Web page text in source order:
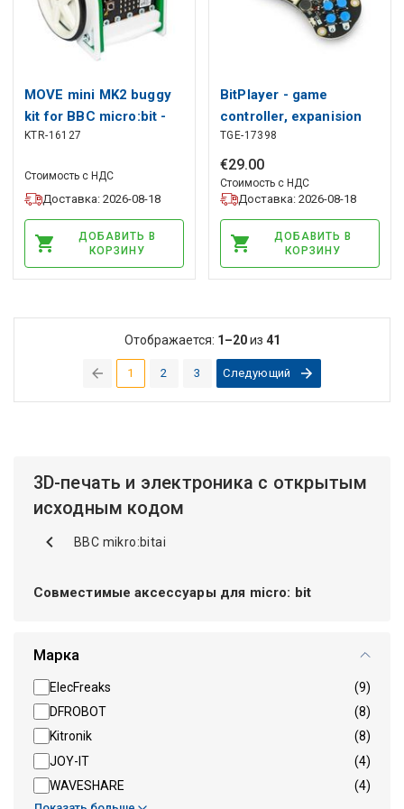
MOVE mini MK2 buggy
kit for BBC micro:bit -
Kitronik 5652
KTR-16127
Стоимость с НДС
Доставка: 2026-08-18
ДОБАВИТЬ В
КОРЗИНУ
BitPlayer - game
controller, expanision
for BBC micro:bit
TGE-17398
€29.00
Стоимость с НДС
Доставка: 2026-08-18
ДОБАВИТЬ В
КОРЗИНУ
1(current)
2 3 Следующий
Отображается: 1–20из 41
3D-печать и электроника с открытым
исходным кодом
BBC mikro:bitai
Совместимые аксессуары для micro: bit
Марка
ElecFreaks
(9)
DFROBOT
(8)
Kitronik
(8)
JOY-IT
(4)
WAVESHARE
(4)